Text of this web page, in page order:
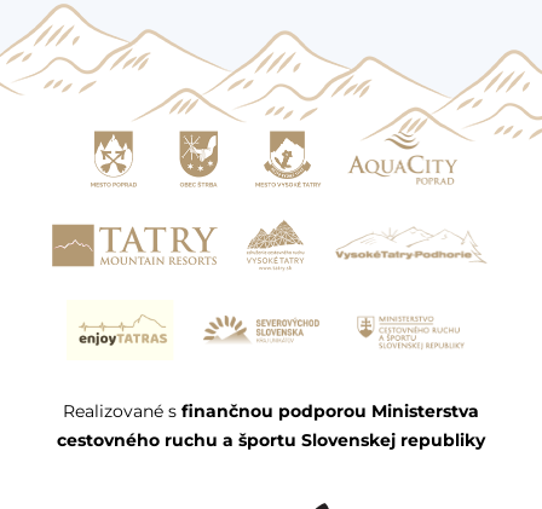
Realizované s finančnou podporou Ministerstva
cestovného ruchu a športu Slovenskej republiky